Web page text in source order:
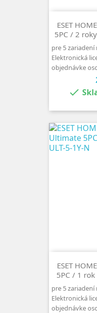
ESET
5PC / 2
pre 5 zariadení
Elektronická
objednávke

ESET
5PC / 1 rok
pre 5 zariadení
Elektronická
objednávke